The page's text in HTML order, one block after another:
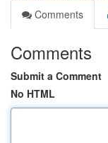
Comments
Comments
Submit a Comment
No HTML